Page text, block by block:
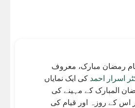
رمضان مبارک، معروف
اسرار احمد کی ایک نمایاں
المبارک کے مہینے کی
اس کے روزہ اور قیام کی